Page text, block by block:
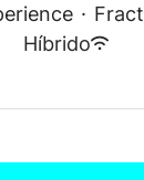
·
Híbrido